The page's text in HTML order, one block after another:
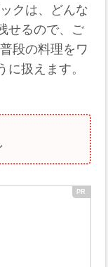
クは、どんな
せるので、ご
段の料理をワ
に扱えます。